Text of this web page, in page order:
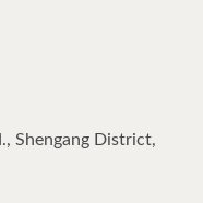
Shengang District,